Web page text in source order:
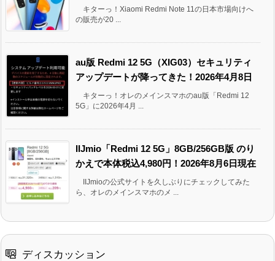
キターっ！Xiaomi Redmi Note 11の日本市場向けへ
の販売が20 ...
au版 Redmi 12 5G（XIG03）セキュリティ
アップデートが降ってきた！2026年4月8日
キターっ！オレのメインスマホのau版「Redmi 12
5G」に2026年4月 ...
IIJmio「Redmi 12 5G」8GB/256GB版 のり
かえで本体税込4,980円！2026年8月6日現在
IIJmioの公式サイトを久しぶりにチェックしてみた
ら、オレのメインスマホのメ ...
ディスカッション